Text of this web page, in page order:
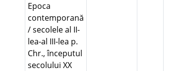
Epoca
contemporană
/ secolele al II-
lea-al III-lea p.
Chr., începutul
secolului XX